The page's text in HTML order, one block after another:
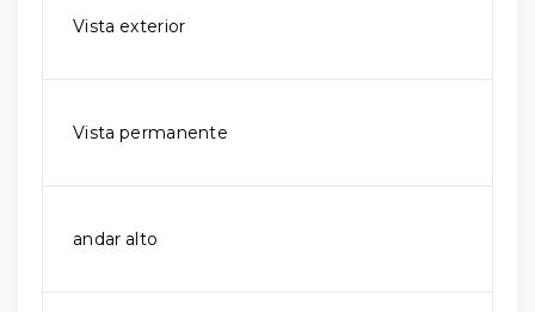
Vista exterior
Vista permanente
andar alto